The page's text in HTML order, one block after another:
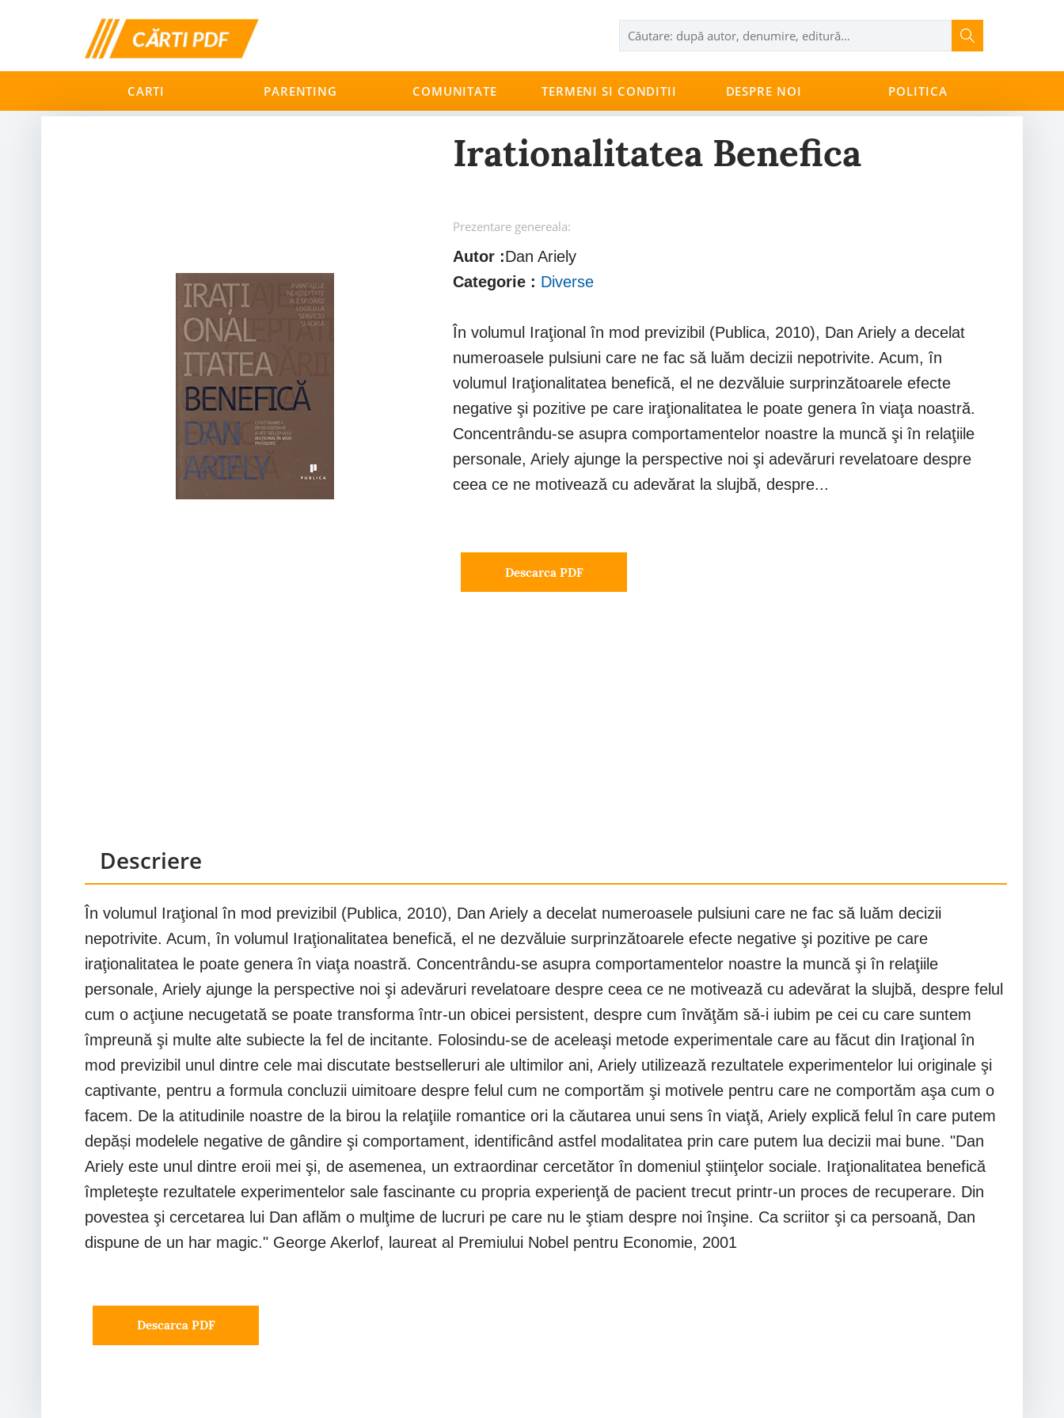
CARTI PARENTING COMUNITATE TERMENI SI CONDITII DESPRE NOI POLITICA
Irationalitatea Benefica
Prezentare genereala:
Autor :Dan Ariely
Categorie : Diverse
În volumul Iraţional în mod previzibil (Publica, 2010), Dan Ariely a decelat
numeroasele pulsiuni care ne fac să luăm decizii nepotrivite. Acum, în
volumul Iraţionalitatea benefică, el ne dezvăluie surprinzătoarele efecte
negative şi pozitive pe care iraţionalitatea le poate genera în viaţa noastră.
Concentrându-se asupra comportamentelor noastre la muncă şi în relaţiile
personale, Ariely ajunge la perspective noi şi adevăruri revelatoare despre
ceea ce ne motivează cu adevărat la slujbă, despre...
Descarca PDF
Descriere
În volumul Iraţional în mod previzibil (Publica, 2010), Dan Ariely a decelat numeroasele pulsiuni care ne fac să luăm decizii
nepotrivite. Acum, în volumul Iraţionalitatea benefică, el ne dezvăluie surprinzătoarele efecte negative şi pozitive pe care
iraţionalitatea le poate genera în viaţa noastră. Concentrându-se asupra comportamentelor noastre la muncă şi în relaţiile
personale, Ariely ajunge la perspective noi şi adevăruri revelatoare despre ceea ce ne motivează cu adevărat la slujbă, despre felul
cum o acţiune necugetată se poate transforma într-un obicei persistent, despre cum învăţăm să-i iubim pe cei cu care suntem
împreună şi multe alte subiecte la fel de incitante. Folosindu-se de aceleaşi metode experimentale care au făcut din Iraţional în
mod previzibil unul dintre cele mai discutate bestselleruri ale ultimilor ani, Ariely utilizează rezultatele experimentelor lui originale şi
captivante, pentru a formula concluzii uimitoare despre felul cum ne comportăm şi motivele pentru care ne comportăm aşa cum o
facem. De la atitudinile noastre de la birou la relaţiile romantice ori la căutarea unui sens în viaţă, Ariely explică felul în care putem
depăși modelele negative de gândire şi comportament, identificând astfel modalitatea prin care putem lua decizii mai bune. "Dan
Ariely este unul dintre eroii mei şi, de asemenea, un extraordinar cercetător în domeniul ştiinţelor sociale. Iraţionalitatea benefică
împleteşte rezultatele experimentelor sale fascinante cu propria experienţă de pacient trecut printr-un proces de recuperare. Din
povestea şi cercetarea lui Dan aflăm o mulţime de lucruri pe care nu le ştiam despre noi înşine. Ca scriitor şi ca persoană, Dan
dispune de un har magic." George Akerlof, laureat al Premiului Nobel pentru Economie, 2001
Descarca PDF